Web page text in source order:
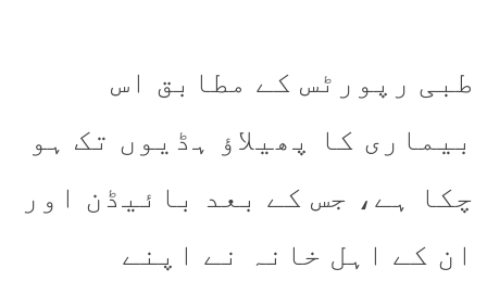
طبی رپورٹس کے مطابق اس
بیماری کا پھیلاؤ ہڈیوں تک ہو
چکا ہے، جس کے بعد بائیڈن اور
ان کے اہل خانہ نے اپنے